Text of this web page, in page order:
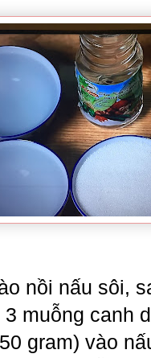
nồi nấu sôi,
muỗng canh
gram)vào